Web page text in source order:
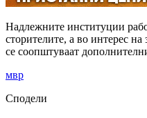
Надлежните институции
сторителите, а во интерес
се соопштуваат
мвр
Сподели